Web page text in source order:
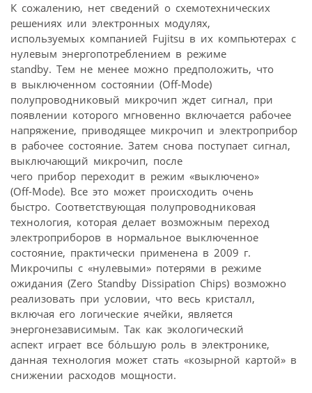
К сожалению, нет сведений о схемотехнических
решениях или электронных модулях,
используемых компанией Fujitsu в их компьютерах с
нулевым энергопотреблением в режиме
standby. Тем не менее можно предположить, что
в выключенном состоянии (Off-Mode)
полупроводниковый микрочип ждет сигнал, при
появлении которого мгновенно включается рабочее
напряжение, приводящее микрочип и электроприбор
в рабочее состояние. Затем снова поступает сигнал,
выключающий микрочип, после
чего прибор переходит в режим «выключено»
(Off-Mode). Все это может происходить очень
быстро. Соответствующая полупроводниковая
технология, которая делает возможным переход
электроприборов в нормальное выключенное
состояние, практически применена в 2009 г.
Микрочипы с «нулевыми» потерями в режиме
ожидания (Zero Standby Dissipation Chips) возможно
реализовать при условии, что весь кристалл,
включая его логические ячейки, является
энергонезависимым. Так как экологический
аспект играет все бóльшую роль в электронике,
данная технология может стать «козырной картой» в
снижении расходов мощности.